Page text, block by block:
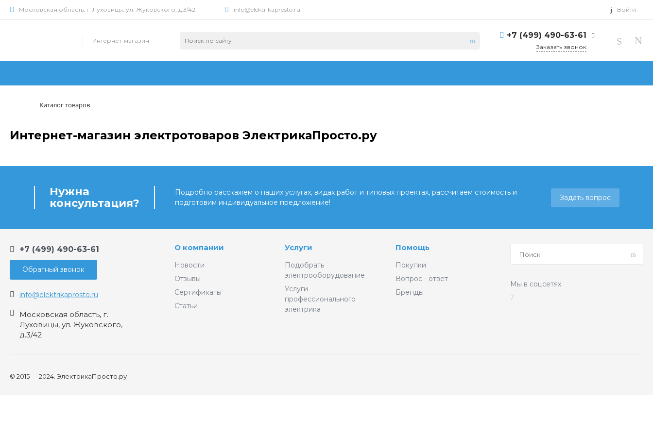
Московская область, г. Луховицы, ул. Жуковского, д.3/42 info@elektrikaprosto.ru Войти
Интернет-магазин
+7 (499) 490-63-61
Заказать звонок
Каталог товаров
Интернет-магазин электротоваров ЭлектрикаПросто.ру
Нужна
консультация?
Подробно расскажем о наших услугах, видах работ и типовых проектах, рассчитаем стоимость и
подготовим индивидуальное предложение!
Задать вопрос
+7 (499) 490-63-61
Обратный звонок
info@elektrikaprosto.ru
Московская область, г.
Луховицы, ул. Жуковского,
д.3/42
О компании
Новости
Отзывы
Сертификаты
Статьи
Услуги
Подобрать
электрооборудование
Услуги
профессионального
электрика
Помощь
Покупки
Вопрос - ответ
Бренды
Мы в соцсетях
© 2015 — 2024. ЭлектрикаПросто.ру